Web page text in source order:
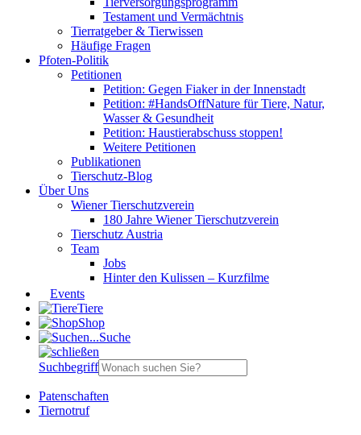
Testament und Vermächtnis
Tierratgeber & Tierwissen
Häufige Fragen
Pfoten-Politik
Petitionen
Petition: Gegen Fiaker in der Innenstadt
Petition: #HandsOffNature für Tiere, Natur,
Wasser & Gesundheit
Petition: Haustierabschuss stoppen!
Weitere Petitionen
Publikationen
Tierschutz-Blog
Über Uns
Wiener Tierschutzverein
180 Jahre Wiener Tierschutzverein
Tierschutz Austria
Team
Jobs
Hinter den Kulissen – Kurzfilme
Events
Tiere
Shop
Suche
Suchbegriff
Patenschaften
Tiernotruf